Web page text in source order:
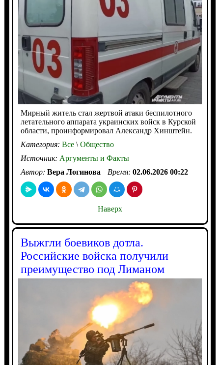
Мирный житель стал жертвой атаки беспилотного
летательного аппарата украинских войск в Курской
области, проинформировал Александр Хинштейн.
Категория: Все\Общество
Источник: Аргументы и Факты
Автор: Вера Логинова Время: 02.06.2026 00:22
Наверх
Выжгли боевиков дотла.
Российские войска получили
преимущество под Лиманом